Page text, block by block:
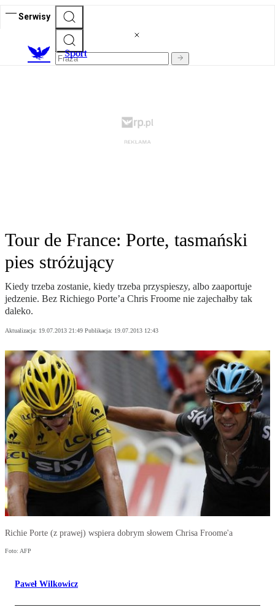
Serwisy
Sport
Tour de France: Porte, tasmański
pies stróżujący
Kiedy trzeba zostanie, kiedy trzeba przyspieszy, albo zaaportuje
jedzenie. Bez Richiego Porte’a Chris Froome nie zajechałby tak
daleko.
Aktualizacja: 19.07.2013 21:49 Publikacja: 19.07.2013 12:43
Richie Porte (z prawej) wspiera dobrym słowem Chrisa Froome'a
Foto: AFP
Paweł Wilkowicz